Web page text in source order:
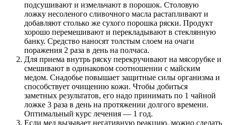
подсушивают и измельчают в порошок. Столовую
ложку несоленого сливочного масла растапливают и
добавляют столько же сухого порошка ряски. Продукт
хорошо перемешивают и перекладывают в стеклянную
банку. Средство наносят толстым слоем на очаги
поражения 2 раза в день на полчаса.
Для приема внутрь ряску перекручивают на мясорубке и
смешивают в одинаковом соотношении с майским
медом. Снадобье повышает защитные силы организма и
способствует очищению кожи. Чтобы добиться
заметных результатов, его надо принимать по 1 чайной
ложке 3 раза в день на протяжении долгого времени.
Оптимальный курс лечения — 1 год.
Если мед вызывает негативную реакцию, можно сделать